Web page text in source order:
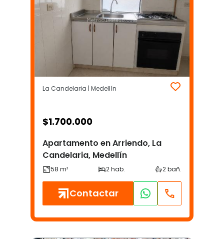
La Candelaria | Medellín
$1.700.000
Apartamento en Arriendo, La
Candelaria, Medellín
Contactar